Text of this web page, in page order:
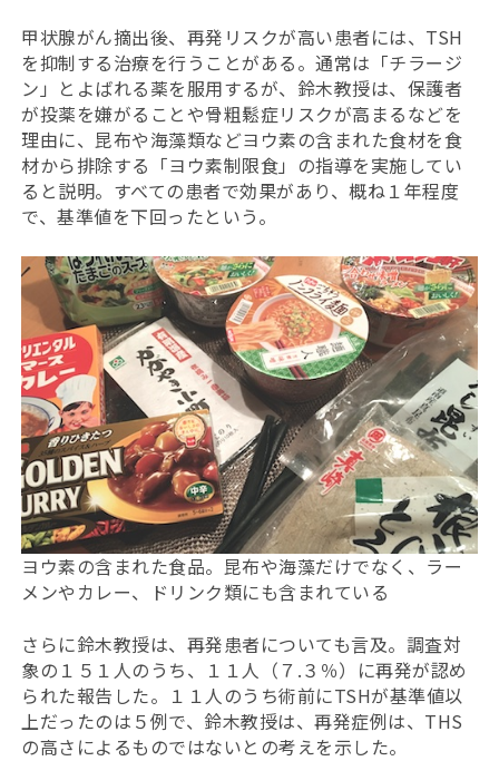
甲状腺がん摘出後、再発リスクが高い患者には、TSH
を抑制する治療を行うことがある。通常は「チラージ
ン」とよばれる薬を服用するが、鈴木教授は、保護者
が投薬を嫌がることや骨粗鬆症リスクが高まるなどを
理由に、昆布や海藻類などヨウ素の含まれた食材を食
材から排除する「ヨウ素制限食」の指導を実施してい
ると説明。すべての患者で効果があり、概ね１年程度
で、基準値を下回ったという。
ヨウ素の含まれた食品。昆布や海藻だけでなく、ラー
メンやカレー、ドリンク類にも含まれている
さらに鈴木教授は、再発患者についても言及。調査対
象の１５１人のうち、１１人（７.３％）に再発が認め
られた報告した。１１人のうち術前にTSHが基準値以
上だったのは５例で、鈴木教授は、再発症例は、THS
の高さによるものではないとの考えを示した。